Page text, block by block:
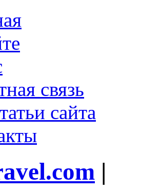
связь
сайта
|